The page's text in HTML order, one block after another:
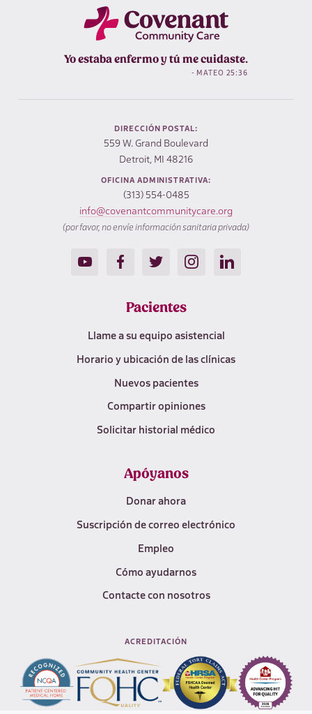
Yo estaba enfermo y tú me cuidaste.
- MATEO 25:36
DIRECCIÓN POSTAL:
559 W. Grand Boulevard
Detroit, MI 48216
OFICINA ADMINISTRATIVA:
(313) 554-0485
info@covenantcommunitycare.org
(por favor, no envíe información sanitaria privada)
Pacientes
Llame a su equipo asistencial
Horario y ubicación de las clínicas
Nuevos pacientes
Compartir opiniones
Solicitar historial médico
Apóyanos
Donar ahora
Suscripción de correo electrónico
Empleo
Cómo ayudarnos
Contacte con nosotros
ACREDITACIÓN